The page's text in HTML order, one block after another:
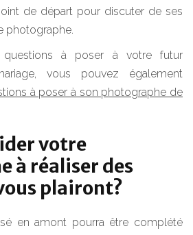
de départ pour discuter de ses
photographe.
questions à poser à votre futur
vous pouvez également
à poser à son photographe de
votre
à réaliser des
plairont?
en amont pourra être complété